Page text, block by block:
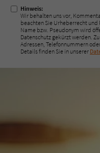
Hinweis:
Wir behalten uns vor,
beachten Sie Urheberrecht
Name bzw. Pseudonym wird
Datenschutz gekürzt werden.
Adressen, Telefonnummern
Details finden Sie in unserer